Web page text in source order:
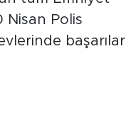
Nisan Polis
başarılar